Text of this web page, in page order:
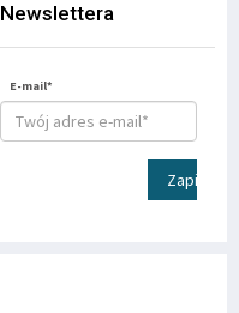
Newslettera
E-mail*
Zapisz